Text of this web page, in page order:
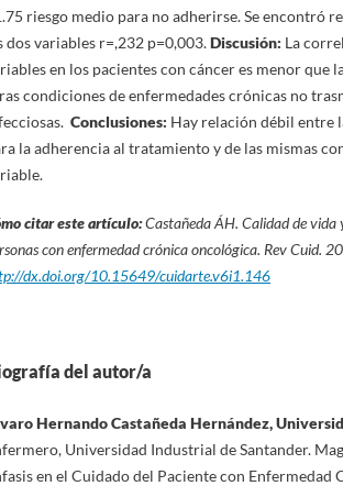
riesgo medio para no adherirse. Se encontró
dos variables r=,232 p=0,003.Discusión: La
en los pacientes con cáncer es menor que
condiciones de enfermedades crónicas no
Conclusiones: Hay relación débil entre
la adherencia al tratamiento y de las mismas
citar este artículo:Castañeda ÁH. Calidad de vida
con enfermedad crónica oncológica. Rev Cuid.
dx.doi.org/10.15649/cuidarte.v6i1.146
del autor/a
Hernando Castañeda Hernández,
Universidad Industrial de Santander.
en el Cuidado del Paciente con Enfermedad